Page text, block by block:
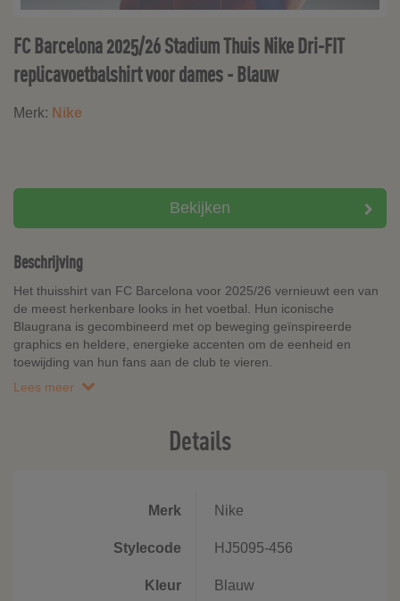
FC Barcelona 2025/26 Stadium Thuis Nike Dri-FIT
replicavoetbalshirt voor dames - Blauw
Merk: Nike
Bekijken
Beschrijving
Het thuisshirt van FC Barcelona voor 2025/26 vernieuwt een van
de meest herkenbare looks in het voetbal. Hun iconische
Blaugrana is gecombineerd met op beweging geïnspireerde
graphics en heldere, energieke accenten om de eenheid en
toewijding van hun fans aan de club te vieren.
Lees meer
Details
Merk Nike
Stylecode HJ5095-456
Kleur Blauw